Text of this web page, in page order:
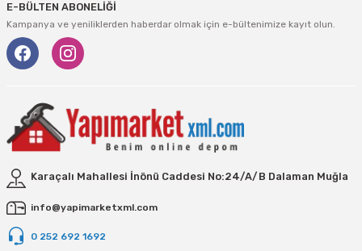
E-BÜLTEN ABONELİĞİ
Kampanya ve yeniliklerden haberdar olmak için e-bültenimize kayıt olun.
Karaçalı Mahallesi İnönü Caddesi No:24/A/B Dalaman Muğla
info@yapimarketxml.com
0 252 692 1692